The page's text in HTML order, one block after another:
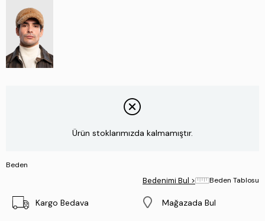
Ürün stoklarımızda kalmamıştır.
Beden
Bedenimi Bul > Beden Tablosu
Kargo Bedava Mağazada Bul